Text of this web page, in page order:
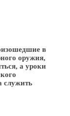
в
оружия,
а уроки
служить